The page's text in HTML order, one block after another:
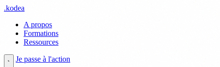
.kodea
A propos
Formations
Ressources
Je passe à l'action